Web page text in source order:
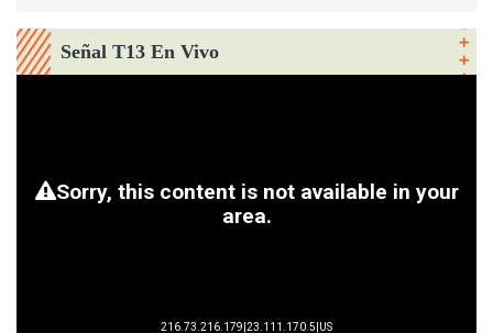
Señal T13 En Vivo